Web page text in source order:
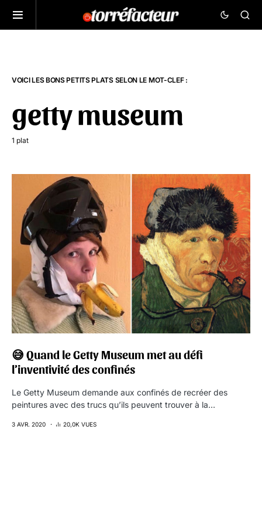
VOICI LES BONS PETITS PLATS SELON LE MOT-CLEF :
getty museum
1 plat
😅 Quand le Getty Museum met au défi
l’inventivité des confinés
Le Getty Museum demande aux confinés de recréer des
peintures avec des trucs qu’ils peuvent trouver à la…
3 AVR. 2020 20,0K VUES